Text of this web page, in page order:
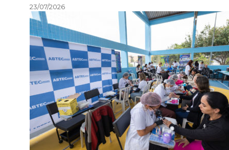
23/07/2026